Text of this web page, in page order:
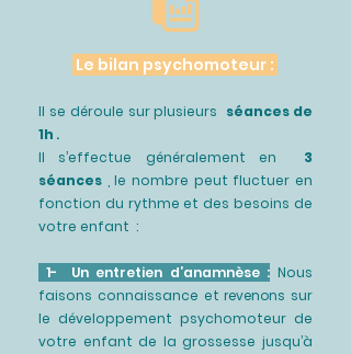
Le bilan psychomoteur :
Il se déroule sur plusieurs séances de
1h .
Il s’effectue généralement en 3
séances , le nombre peut fluctuer en
fonction du rythme et des besoins de
votre enfant :
1- Un entretien d’anamnèse : Nous
faisons connaissance etrevenons sur
le développement psychomoteur de
votre enfant de la grossesse jusqu’à